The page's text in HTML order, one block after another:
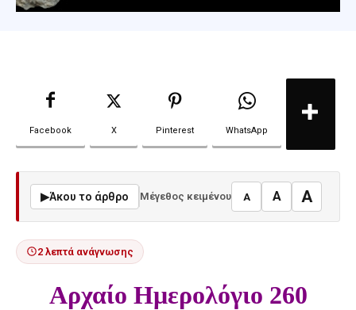
Facebook X Pinterest WhatsApp
▶Άκου το άρθρο Μέγεθος κειμένου A A A
2 λεπτά ανάγνωσης
Αρχαίο Ημερολόγιο 260